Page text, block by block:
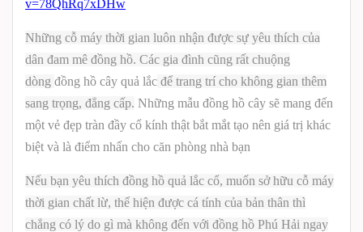
v=78QhRq7xDHw
Những cỗ máy thời gian luôn nhận được sự yêu thích của
dân đam mê đồng hồ. Các gia đình cũng rất chuộng
dòng đồng hồ cây quả lắc để trang trí cho không gian thêm
sang trọng, đẳng cấp. Những mẫu đồng hồ cây sẽ mang đến
một vẻ đẹp tràn đầy cổ kính thật bắt mắt tạo nên giá trị khác
biệt và là điểm nhấn cho căn phòng nhà bạn
Nếu bạn yêu thích đồng hồ quả lắc cổ, muốn sở hữu cỗ máy
thời gian chất lừ, thể hiện được cá tính của bản thân thì
chẳng có lý do gì mà không đến với đồng hồ Phú Hải ngay